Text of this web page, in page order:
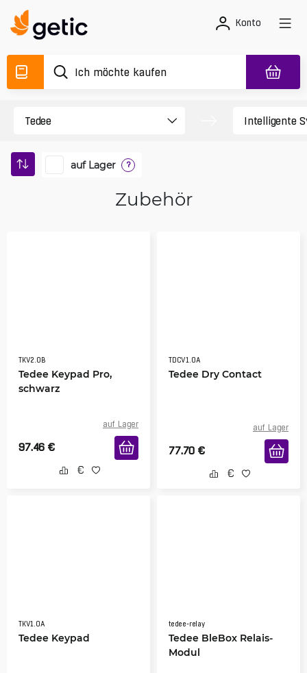
Konto
auf Lager ?
Zubehör
TKV2.0B
Tedee Keypad Pro,
schwarz
auf Lager
97.46 €
TDCV1.0A
Tedee Dry Contact
auf Lager
77.70 €
TKV1.0A
Tedee Keypad
tedee-relay
Tedee BleBox Relais-
Modul